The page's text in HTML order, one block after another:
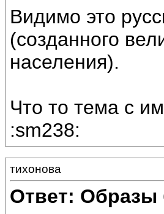
Видимо это
(созданного
населения).
Что то тема с
:sm238:
тихонова
Ответ: Образы